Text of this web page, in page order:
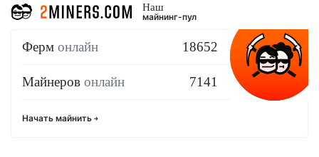
Наш
майнинг-пул
Ферм онлайн 18652
Майнеров онлайн 7141
Начать майнить